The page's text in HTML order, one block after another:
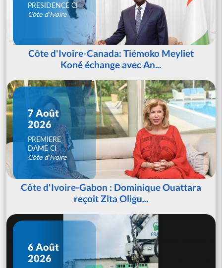
PRESIDENCE CI
Côte d'Ivoire
Côte d'Ivoire-Canada: Tiémoko Meyliet
Koné échange avec An...
7 Août
2026
PREMIERE
DAME CI
Côte d'Ivoire
Côte d'Ivoire-Gabon : Dominique Ouattara
reçoit Zita Oligu...
6 Août
2026